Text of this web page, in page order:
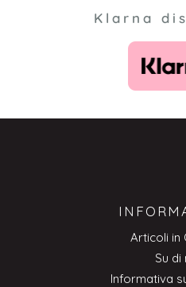
Klarna
Articoli in
Su di
Informativa